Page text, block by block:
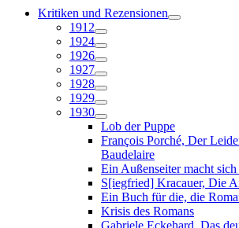
Kritiken und Rezensionen
1912
1924
1926
1927
1928
1929
1930
Lob der Puppe
François Porché, Der
Baudelaire
Ein Außenseiter macht
S[iegfried] Kracauer, Die
Ein Buch für die, die
Krisis des Romans
Gabriele Eckehard, Das